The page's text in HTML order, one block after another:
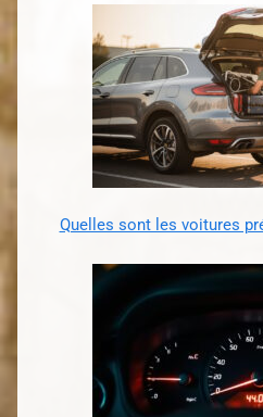
Quelles sont les voitures